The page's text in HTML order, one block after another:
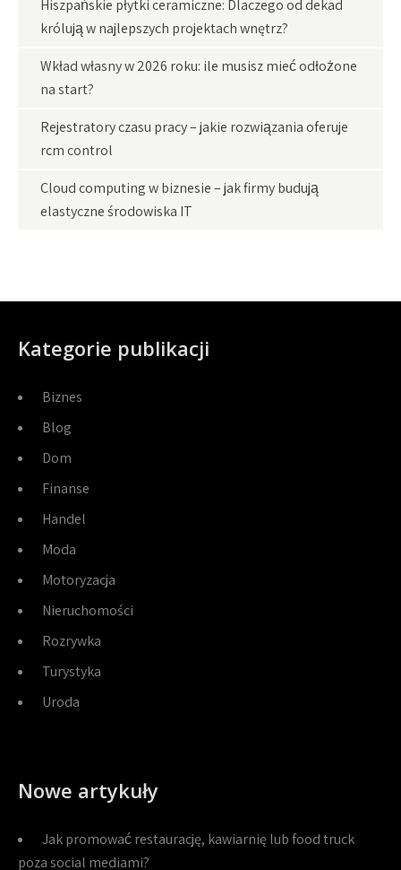
Hiszpańskie płytki ceramiczne: Dlaczego od dekad
królują w najlepszych projektach wnętrz?
Wkład własny w 2026 roku: ile musisz mieć odłożone
na start?
Rejestratory czasu pracy – jakie rozwiązania oferuje
rcm control
Cloud computing w biznesie – jak firmy budują
elastyczne środowiska IT
Kategorie publikacji
Biznes
Blog
Dom
Finanse
Handel
Moda
Motoryzacja
Nieruchomości
Rozrywka
Turystyka
Uroda
Nowe artykuły
Jak promować restaurację, kawiarnię lub food truck
poza social mediami?